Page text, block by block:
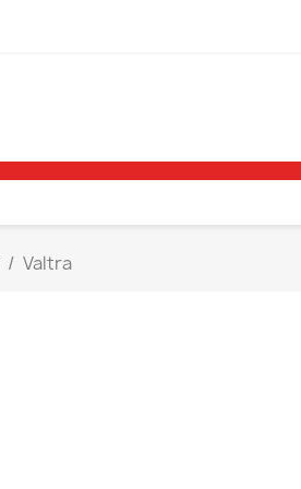
Valtra